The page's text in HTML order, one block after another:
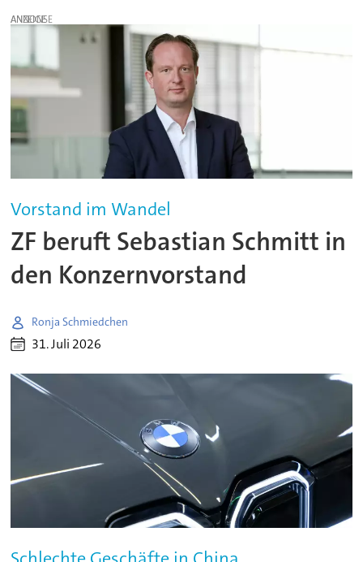
ANZEIGE
Vorstand im Wandel
ZF beruft Sebastian Schmitt in
den Konzernvorstand
Ronja Schmiedchen
31. Juli 2026